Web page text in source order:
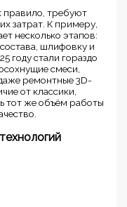
правило, требуют
затрат. К примеру,
несколько этапов:
шлифовку и
году стали гораздо
смеси,
ремонтные 3D-
от классики,
тот же объём работы